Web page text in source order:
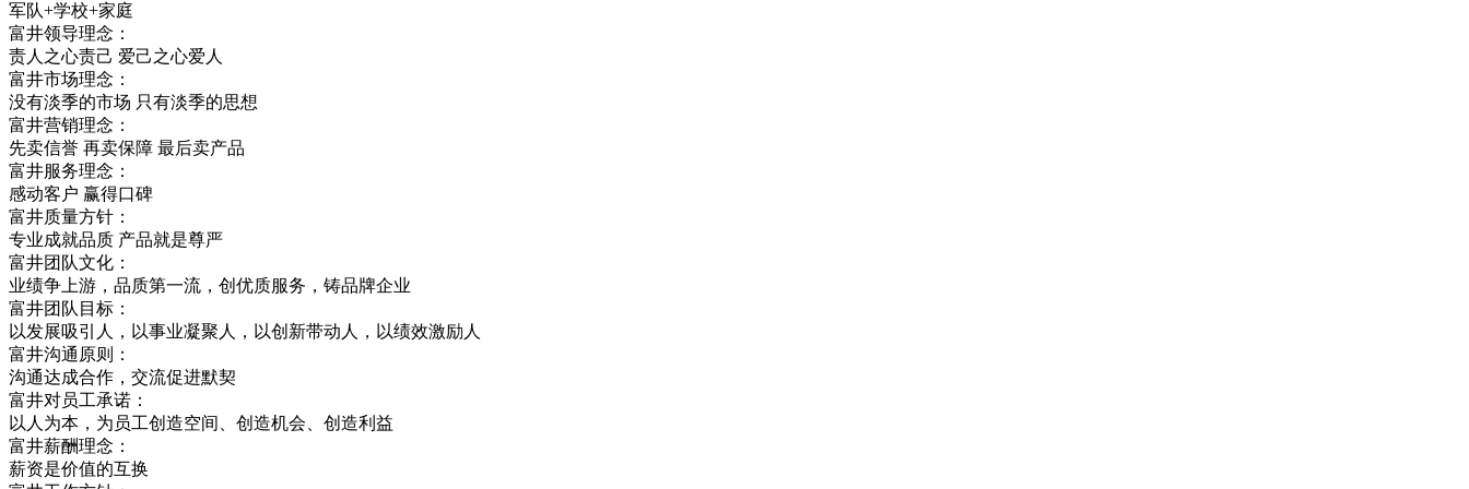
军队+学校+家庭
富井领导理念：
责人之心责己 爱己之心爱人
富井市场理念：
没有淡季的市场 只有淡季的思想
富井营销理念：
先卖信誉 再卖保障 最后卖产品
富井服务理念：
感动客户 赢得口碑
富井质量方针：
专业成就品质 产品就是尊严
富井团队文化：
业绩争上游，品质第一流，创优质服务，铸品牌企业
富井团队目标：
以发展吸引人，以事业凝聚人，以创新带动人，以绩效激励人
富井沟通原则：
沟通达成合作，交流促进默契
富井对员工承诺：
以人为本，为员工创造空间、创造机会、创造利益
富井薪酬理念：
薪资是价值的互换